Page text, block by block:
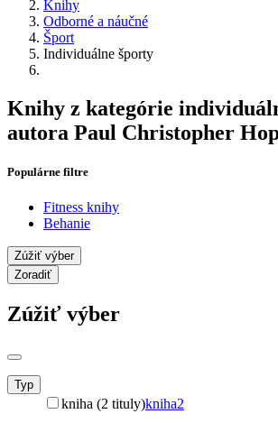
Knihy
Odborné a náučné
Šport
Individuálne športy
Knihy z kategórie
autora Paul Christopher
Populárne filtre
Fitness knihy
Behanie
Zúžiť výber
Zoradiť
Zúžiť výber
Typ
kniha (2 tituly)kniha2